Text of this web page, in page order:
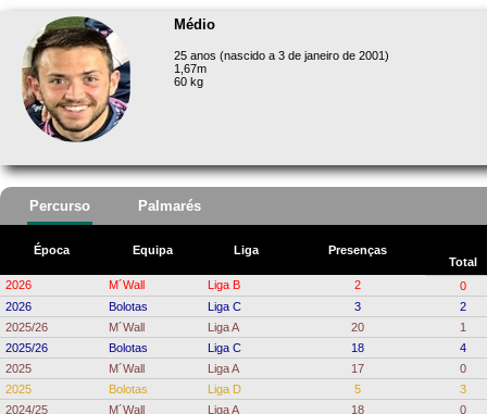
Médio
25 anos (nascido a 3 de janeiro de 2001)
1,67m
60 kg
Percurso Palmarés
Época Equipa Liga
Presenças
Total
2026
M´Wall Liga B 2
0
2026
Bolotas Liga C 3
2
2025/26
M´Wall Liga A 20
1
2025/26
Bolotas Liga C 18
4
2025
M´Wall Liga A 17
0
2025
Bolotas Liga D 5
3
2024/25
M´Wall Liga A 18
0